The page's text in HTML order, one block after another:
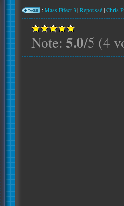
:Mass Effect 3 |Repoussé|Chris
Note: 5.0/5 (4